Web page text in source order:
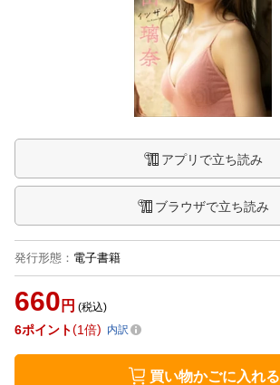
アプリで立ち読み
ブラウザで立ち読み
発行形態 ： 電子書籍
660 円 (税込)
6ポイント 1倍 内訳
買い物かごに入れる